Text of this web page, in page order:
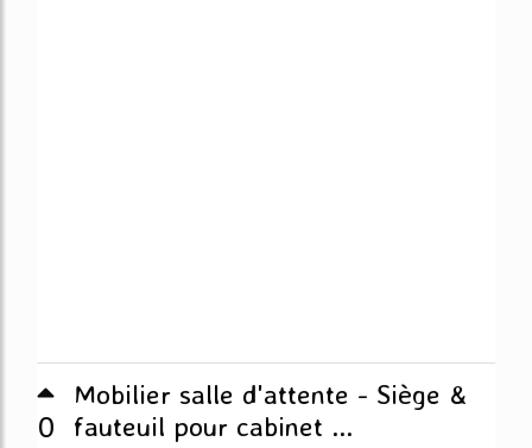
0
Mobilier salle d'attente - Siège &
fauteuil pour cabinet ...